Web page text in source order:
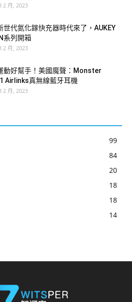
2 月, 2023
世代氮化鎵快充器時代來了，AUKEY
系列開箱
2 月, 2023
動好幫手！美國魔聲：Monster
Airlinks真無線藍牙耳機
2 月, 2023
99
84
20
18
18
14